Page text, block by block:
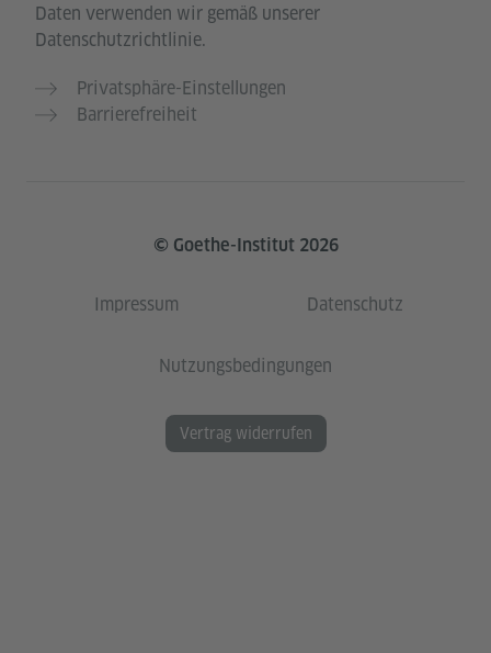
Daten verwenden wir gemäß unserer
Datenschutzrichtlinie.
Privatsphäre-Einstellungen
Barrierefreiheit
© Goethe-Institut 2026
Impressum Datenschutz
Nutzungsbedingungen
Vertrag widerrufen